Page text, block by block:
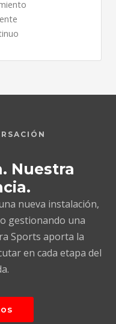
Nuestra
nueva instalación,
gestionando una
Sports aporta la
en cada etapa del